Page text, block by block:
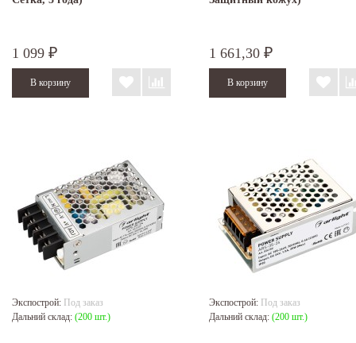
1 099 ₽ 1 661,30 ₽
Экспострой: Под заказ
Дальний склад: (200 шт.)
Экспострой: Под заказ
Дальний склад: (200 шт.)